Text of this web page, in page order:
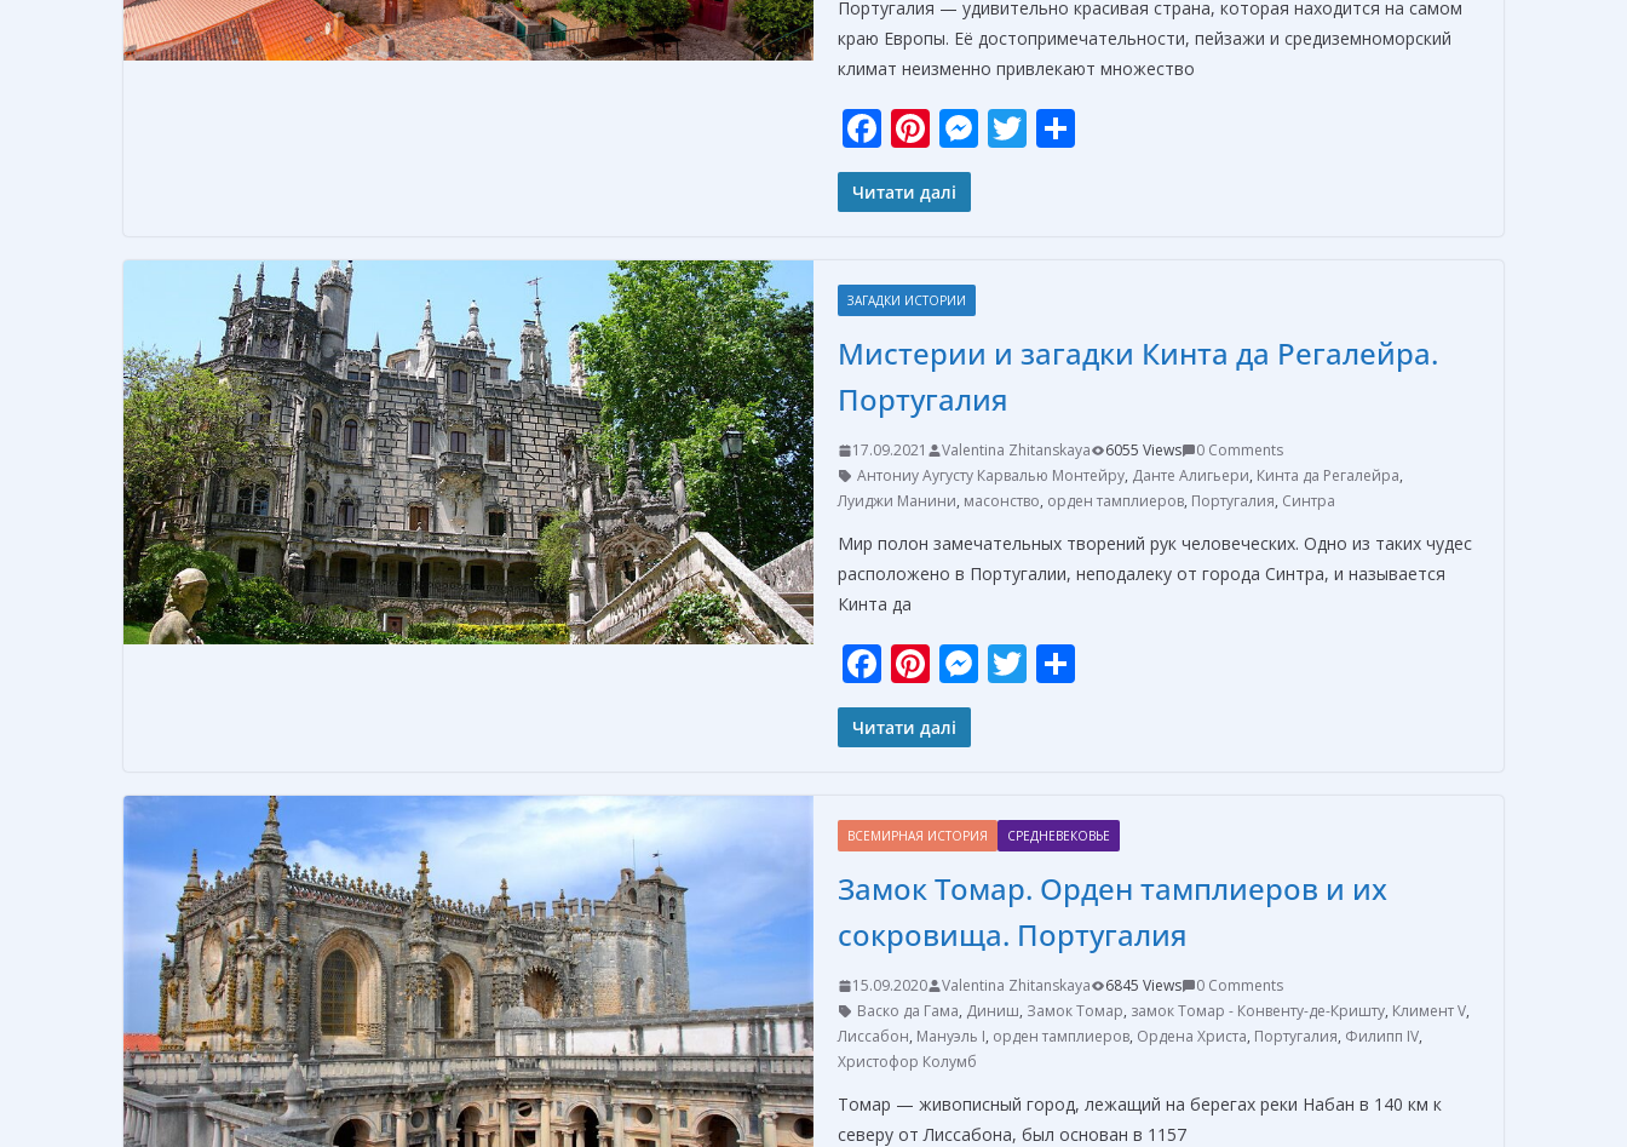
Португалия — удивительно красивая страна, которая находится на самом
краю Европы. Её достопримечательности, пейзажи и средиземноморский
климат неизменно привлекают множество
F
ac
e
o
o
k
Pi
nt
er
st
M
er
T
и
ь
Читати далі
ЗАГАДКИ ИСТОРИИ
Мистерии и загадки Кинта да Регалейра.
Португалия
17.09.2021 Valentina Zhitanskaya 6055 Views
0 Comments
Антониу Аугусту Карвалью Монтейру, Данте Алигьери, Кинта да Регалейра,
Луиджи Манини, масонство, орден тамплиеров, Португалия, Синтра
Мир полон замечательных творений рук человеческих. Одно из таких чудес
расположено в Португалии, неподалеку от города Синтра, и называется
Кинта да
F
ac
e
o
o
k
Pi
nt
er
st
M
n
g
er
T
а
в
и
т
ь
Читати далі
ВСЕМИРНАЯ ИСТОРИЯ СРЕДНЕВЕКОВЬЕ
Замок Томар. Орден тамплиеров и их
сокровища. Португалия
15.09.2020 Valentina Zhitanskaya 6845 Views
0 Comments
Васко да Гама, Диниш, Замок Томар, замок Томар - Конвенту-де-Кришту, Климент V,
Лиссабон, Мануэль I, орден тамплиеров, Ордена Христа, Португалия, Филипп IV,
Христофор Колумб
Томар — живописный город, лежащий на берегах реки Набан в 140 км к
северу от Лиссабона, был основан в 1157